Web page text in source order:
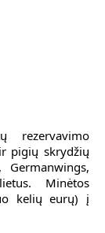
rezervavimo
pigių skrydžių
Germanwings,
Minėtos
kelių eurų) į